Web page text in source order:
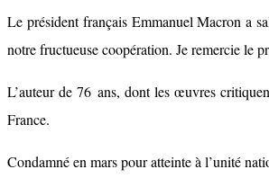
Le président français Emmanuel Macron a
notre fructueuse coopération. Je remercie le
L’auteur de 76 ans, dont les œuvres
France.
Condamné en mars pour atteinte à l’unité